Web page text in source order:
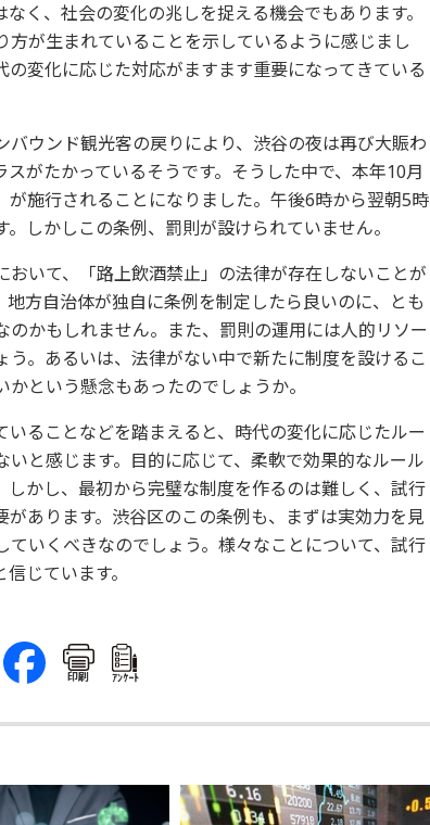
く、社会の変化の兆しを捉える機会でもあります。
が生まれていることを示しているように感じまし
変化に応じた対応がますます重要になってきている
ウンド観光客の戻りにより、渋谷の夜は再び大賑わ
がたかっているそうです。そうした中で、本年10月
施行されることになりました。午後6時から翌朝5時
しかしこの条例、罰則が設けられていません。
いて、「路上飲酒禁止」の法律が存在しないことが
方自治体が独自に条例を制定したら良いのに、とも
かもしれません。また、罰則の運用には人的リソー
。あるいは、法律がない中で新たに制度を設けるこ
という懸念もあったのでしょうか。
ることなどを踏まえると、時代の変化に応じたルー
と感じます。目的に応じて、柔軟で効果的なルール
かし、最初から完璧な制度を作るのは難しく、試行
あります。渋谷区のこの条例も、まずは実効力を見
いくべきなのでしょう。様々なことについて、試行
じています。
印刷 ｱﾝｹｰﾄ